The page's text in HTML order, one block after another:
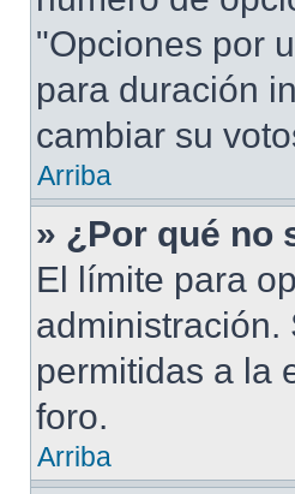
"Opciones por
para duración
cambiar su
Arriba
» ¿Por qué no
El límite para
administración.
permitidas a la
foro.
Arriba